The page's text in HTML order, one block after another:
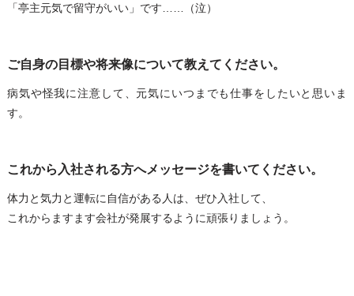
「亭主元気で留守がいい」です……（泣）
ご自身の目標や将来像について教えてください。
病気や怪我に注意して、元気にいつまでも仕事をしたいと思いま
す。
これから入社される方へメッセージを書いてください。
体力と気力と運転に自信がある人は、ぜひ入社して、
これからますます会社が発展するように頑張りましょう。